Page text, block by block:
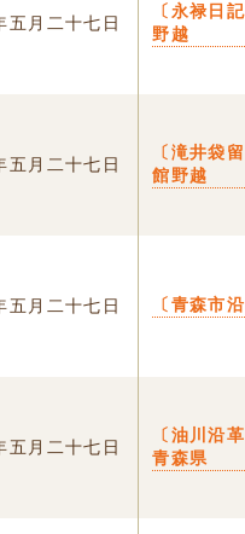
五月二十七日
〔永禄日
野越
五月二十七日
〔滝井袋
館野越
五月二十七日 〔青森市
五月二十七日
〔油川沿
青森県